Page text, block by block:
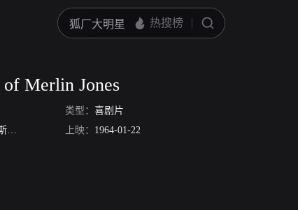
Merlin Jones
类型： 喜剧片
利昂·艾姆斯 斯图尔特·艾尔文
上映： 1964-01-22